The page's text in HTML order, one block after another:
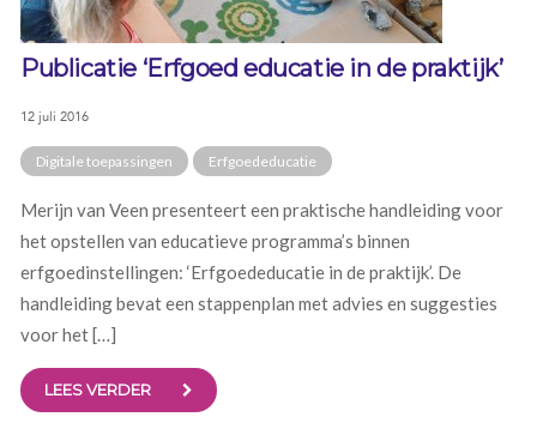
Publicatie ‘Erfgoed educatie in de praktijk’
12 juli 2016
Digitale toepassingen Erfgoededucatie
Merijn van Veen presenteert een praktische handleiding voor
het opstellen van educatieve programma’s binnen
erfgoedinstellingen: ‘Erfgoededucatie in de praktijk’. De
handleiding bevat een stappenplan met advies en suggesties
voor het […]
LEES VERDER